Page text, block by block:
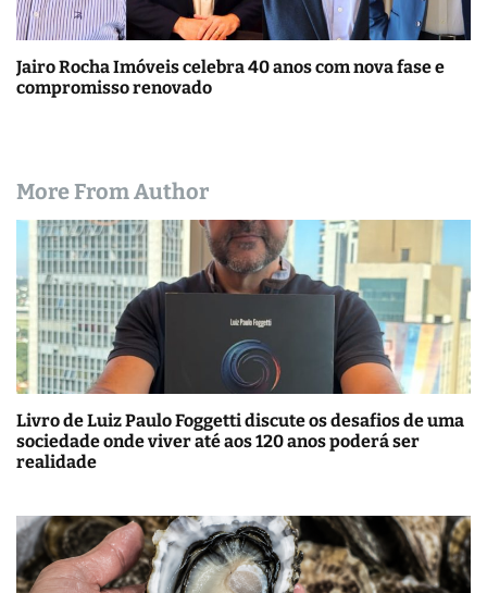
Jairo Rocha Imóveis celebra 40 anos com nova fase e
compromisso renovado
More From Author
Livro de Luiz Paulo Foggetti discute os desafios de uma
sociedade onde viver até aos 120 anos poderá ser
realidade